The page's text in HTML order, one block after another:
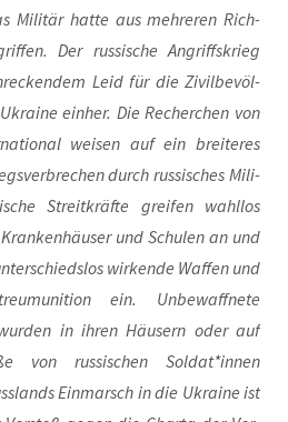
Mili­tär hat­te aus meh­re­ren Rich­
Der rus­si­sche Angriffs­krieg
Leid für die Zivil­be­völ­
ein­her. Die Recher­chen von
wei­sen auf ein brei­te­res
durch rus­si­sches Mili­
Streit­kräf­te grei­fen wahl­los
und Schu­len an und
wir­ken­de Waf­fen und
ein. Unbe­waff­ne­te
in ihren Häu­sern oder auf
von rus­si­schen Soldat*innen
Ein­marsch in die Ukrai­ne ist